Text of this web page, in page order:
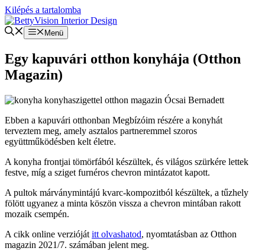
Kilépés a tartalomba
Menü
Egy kapuvári otthon konyhája (Otthon
Magazin)
Ebben a kapuvári otthonban Megbízóim részére a konyhát
terveztem meg, amely asztalos partneremmel szoros
együttműködésben kelt életre.
A konyha frontjai tömörfából készültek, és világos szürkére lettek
festve, míg a sziget furnéros chevron mintázatot kapott.
A pultok márványmintájú kvarc-kompozitból készültek, a tűzhely
fölött ugyanez a minta köszön vissza a chevron mintában rakott
mozaik csempén.
A cikk online verzióját itt olvashatod, nyomtatásban az Otthon
magazin 2021/7. számában jelent meg.